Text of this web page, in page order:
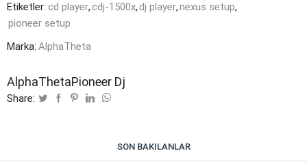
Etiketler: cd player,cdj-1500x,dj player,nexus setup,
pioneer setup
Marka: AlphaTheta
AlphaThetaPioneer Dj
Share:
SON BAKILANLAR